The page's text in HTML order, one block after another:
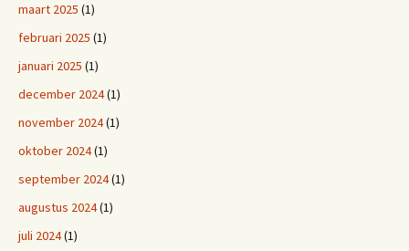
maart 2025 (1)
februari 2025 (1)
januari 2025 (1)
december 2024(1)
november 2024(1)
oktober 2024(1)
september 2024(1)
augustus 2024(1)
juli 2024(1)